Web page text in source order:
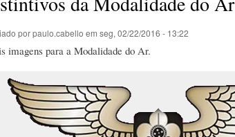
porpaulo.cabello em seg, 02/22/2016 - 13:22
imagens para a Modalidade do Ar.